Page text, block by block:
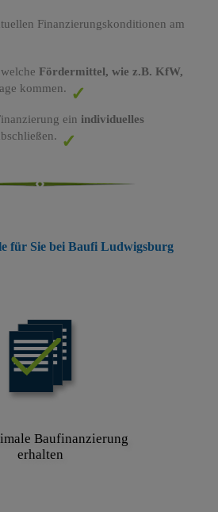
Finanzierungskonditionen am
Fördermittel, wie z.B. KfW,
kommen.
ein individuelles
für Sie bei Baufi Ludwigsburg
Baufinanzierung
erhalten